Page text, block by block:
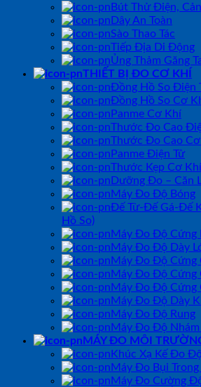
Bút Thử Điện,
Dây An Toàn
Sào Thao Tác
Tiếp Địa Di Động
Ủng Thảm Găng
THIẾT BỊ ĐO CƠ KHÍ
Đồng Hồ So Điện
Đồng Hồ So Cơ
Panme Cơ Khí
Thước Đo Cao
Thước Đo Cao
Panme Điện Tử
Thước Kẹp Cơ Khí
Dưỡng Đo – Căn
Máy Đo Độ Bóng
Đế Từ-Đế Gá-Đế
Hồ So)
Máy Đo Độ Cứng
Máy Đo Độ Dày
Máy Đo Độ Cứng
Máy Đo Độ Cứng
Máy Đo Độ Cứng
Máy Đo Độ Dày
Máy Đo Độ Rung
Máy Đo Độ
MÁY ĐO MÔI
Khúc Xạ Kế Đo
Máy Đo Bụi
Máy Đo Cường